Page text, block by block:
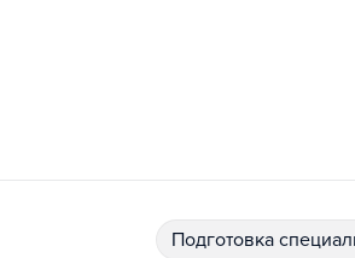
подготовка